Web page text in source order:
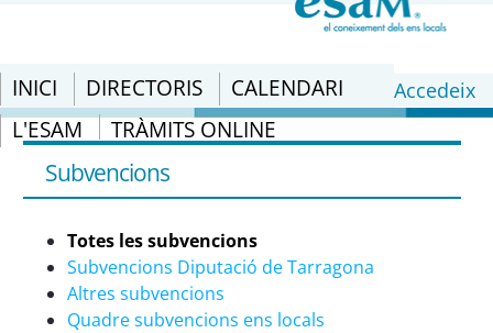
INICI DIRECTORIS
CALENDARI
L'ESAM
TRÀMITS ONLINE
Accedeix
Totes les subvencions - eSAM
Subvencions
Totes les subvencions
Subvencions Diputació de Tarragona
Altres subvencions
Quadre subvencions ens locals